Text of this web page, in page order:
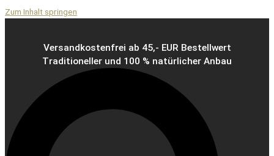
Zum Inhalt springen
Versandkostenfrei ab 45,- EUR Bestellwert
Traditioneller und 100 % natürlicher Anbau